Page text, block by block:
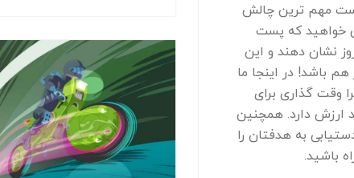
مهم ترین چالش
خواهید که پست
نشان دهند و این
باشد! در اینجا ما
وقت گذاری برای
ارزش دارد. همچنین
به هدفتان را
باشید.